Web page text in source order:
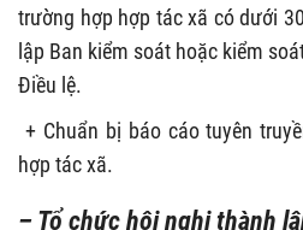
trường hợp hợp tác xã có dưới
lập Ban kiểm soát hoặc kiểm
Điều lệ.
+ Chuẩn bị báo cáo tuyên
hợp tác xã.
– Tổ chức hội nghị thành